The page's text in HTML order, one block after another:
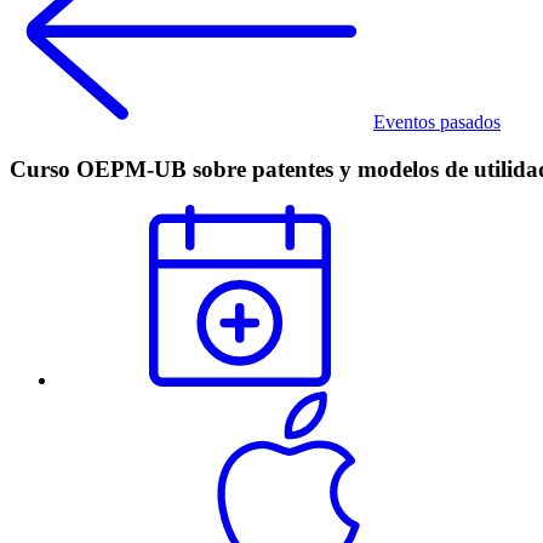
Eventos pasados
Curso OEPM-UB sobre patentes y modelos de